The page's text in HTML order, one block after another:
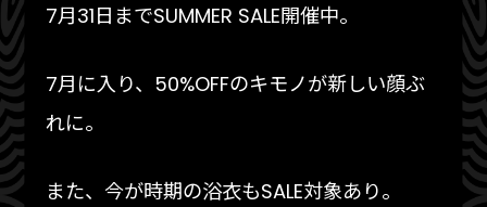
7月31日までSUMMER SALE開催中。
7月に入り、50%OFFのキモノが新しい顔ぶ
れに。
また、今が時期の浴衣もSALE対象あり。